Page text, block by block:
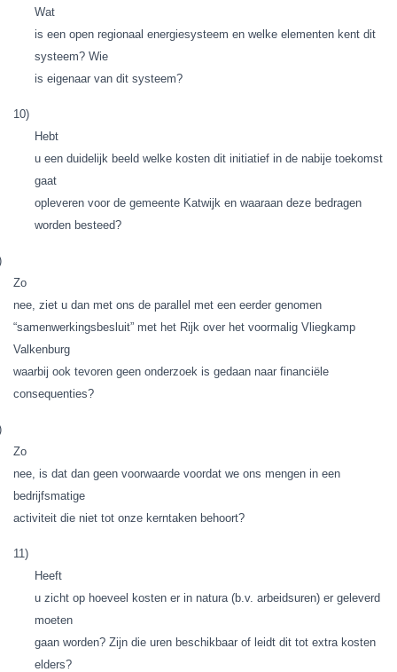
Wat
is een open regionaal energiesysteem en welke elementen kent dit
systeem? Wie
is eigenaar van dit systeem?
10)
Hebt
u een duidelijk beeld welke kosten dit initiatief in de nabije toekomst
gaat
opleveren voor de gemeente Katwijk en waaraan deze bedragen
worden besteed?
Zo
nee, ziet u dan met ons de parallel met een eerder genomen
“samenwerkingsbesluit” met het Rijk over het voormalig Vliegkamp
Valkenburg
waarbij ook tevoren geen onderzoek is gedaan naar financiële
consequenties?
Zo
nee, is dat dan geen voorwaarde voordat we ons mengen in een
bedrijfsmatige
activiteit die niet tot onze kerntaken behoort?
11)
Heeft
u zicht op hoeveel kosten er in natura (b.v. arbeidsuren) er geleverd
moeten
gaan worden? Zijn die uren beschikbaar of leidt dit tot extra kosten
elders?